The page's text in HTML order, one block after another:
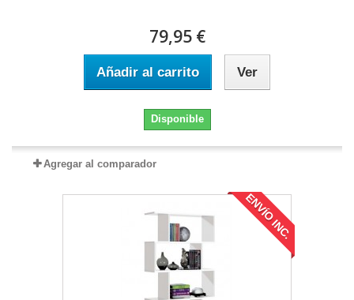
79,95 €
Añadir al carrito Ver
Disponible
Agregar al comparador
ENVÍO INC.